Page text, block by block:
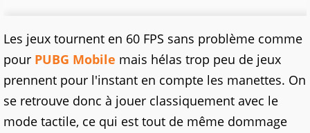
Les jeux tournent en 60 FPS sans problème comme
pour PUBG Mobile mais hélas trop peu de jeux
prennent pour l'instant en compte les manettes. On
se retrouve donc à jouer classiquement avec le
mode tactile, ce qui est tout de même dommage